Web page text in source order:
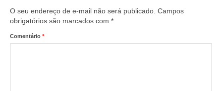
O seu endereço de e-mail não será publicado. Campos
obrigatórios são marcados com *
Comentário *